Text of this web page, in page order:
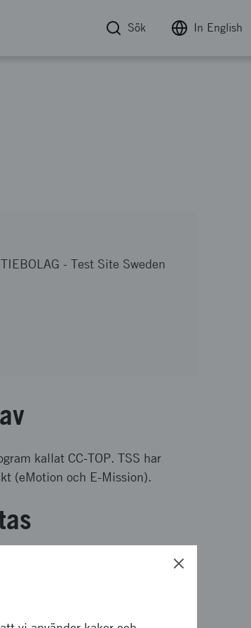
Sök In English
- Test Site Sweden
kallat CC-TOP. TSS har
(eMotion och E-Mission).
Green eMotion är ett stort EU
demonstrera
(E-projekt) genom